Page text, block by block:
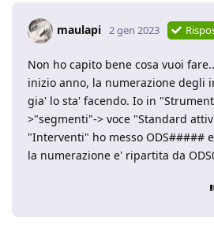
maulapi 2 gen 2023
Non ho capito bene cosa vuoi
inizio anno, la numerazione degli
gia' lo sta' facendo. Io in
>"segmenti"-> voce "Standard
"Interventi" ho messo ODS#####
la numerazione e' ripartita da